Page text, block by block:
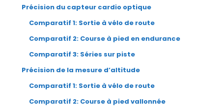
Précision du capteur cardio optique
Comparatif 1: Sortie à vélo de route
Comparatif 2: Course à pied en endurance
Comparatif 3: Séries sur piste
Précision de la mesure d’altitude
Comparatif 1: Sortie à vélo de route
Comparatif 2: Course à pied vallonnée